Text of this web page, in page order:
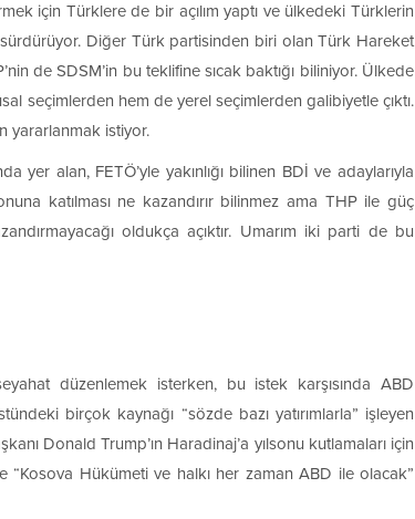
için Türklere de bir açılım yaptı ve ülkedeki Türklerin
Diğer Türk partisinden biri olan Türk Hareket
de SDSM’in bu teklifine sıcak baktığı biliniyor. Ülkede
seçimlerden hem de yerel seçimlerden galibiyetle çıktı.
yararlanmak istiyor.
alan, FETÖ’yle yakınlığı bilinen BDİ ve adaylarıyla
katılması ne kazandırır bilinmez ama THP ile güç
oldukça açıktır. Umarım iki parti de bu
düzenlemek isterken, bu istek karşısında ABD
birçok kaynağı “sözde bazı yatırımlarla” işleyen
Donald Trump’ın Haradinaj’a yılsonu kutlamaları için
Hükümeti ve halkı her zaman ABD ile olacak”